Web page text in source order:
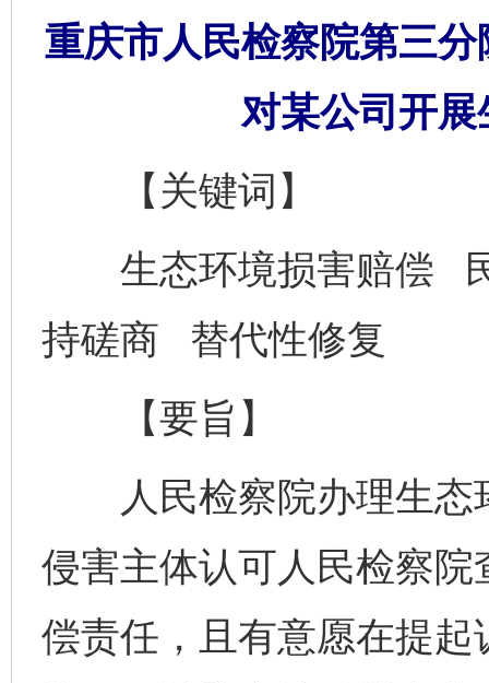
重庆市人民检察院第三
对某公司开
【关键词】
生态环境损害赔偿
持磋商 替代性修复
【要旨】
人民检察院办理生态
侵害主体认可人民检察
偿责任，且有意愿在提